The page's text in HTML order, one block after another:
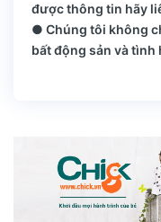
được thông tin hãy
● Chúng tôi không
bất động sản và tình